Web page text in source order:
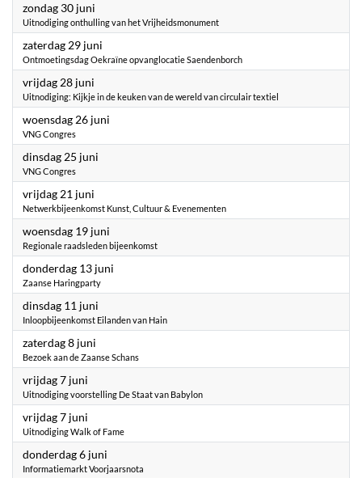
zondag 30 juni
Uitnodiging onthulling van het Vrijheidsmonument
zaterdag 29 juni
Ontmoetingsdag Oekraïne opvanglocatie Saendenborch
vrijdag 28 juni
Uitnodiging: Kijkje in de keuken van de wereld van circulair textiel
woensdag 26 juni
VNG Congres
dinsdag 25 juni
VNG Congres
vrijdag 21 juni
Netwerkbijeenkomst Kunst, Cultuur & Evenementen
woensdag 19 juni
Regionale raadsleden bijeenkomst
donderdag 13 juni
Zaanse Haringparty
dinsdag 11 juni
Inloopbijeenkomst Eilanden van Hain
zaterdag 8 juni
Bezoek aan de Zaanse Schans
vrijdag 7 juni
Uitnodiging voorstelling De Staat van Babylon
vrijdag 7 juni
Uitnodiging Walk of Fame
donderdag 6 juni
Informatiemarkt Voorjaarsnota